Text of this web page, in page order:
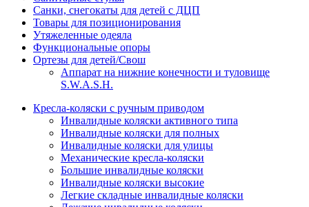
Санки, снегокаты для детей с ДЦП
Товары для позиционирования
Утяжеленные одеяла
Функциональные опоры
Ортезы для детей/Свош
Аппарат на нижние конечности и туловище
S.W.A.S.H.
Кресла-коляски с ручным приводом
Инвалидные коляски активного типа
Инвалидные коляски для полных
Инвалидные коляски для улицы
Механические кресла-коляски
Большие инвалидные коляски
Инвалидные коляски высокие
Легкие складные инвалидные коляски